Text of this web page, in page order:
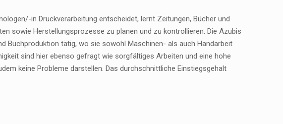
in Druckverarbeitung entscheidet, lernt Zeitungen, Bücher und
sowie Herstellungsprozesse zu planen und zu kontrollieren. Die Azubis
Buchproduktion tätig, wo sie sowohl Maschinen- als auch Handarbeit
sind hier ebenso gefragt wie sorgfältiges Arbeiten und eine hohe
keine Probleme darstellen. Das durchschnittliche Einstiegsgehalt